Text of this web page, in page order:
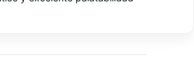
Resumen rapido